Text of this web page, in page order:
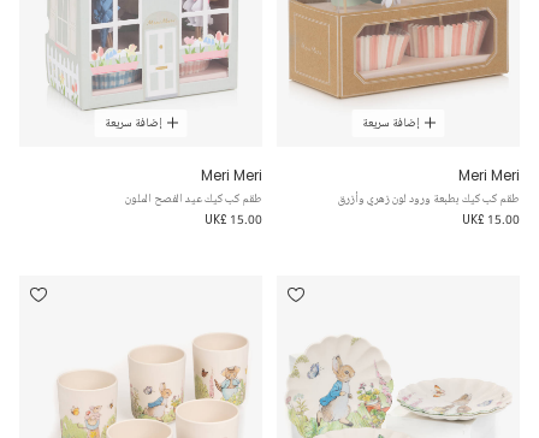
إضافة سريعة
Meri Meri
طقم كب كيك بطبعة ورود لون زهري وأزرق
UK£ 15.00
إضافة سريعة
Meri Meri
طقم كب كيك عيد الفصح الملون
UK£ 15.00